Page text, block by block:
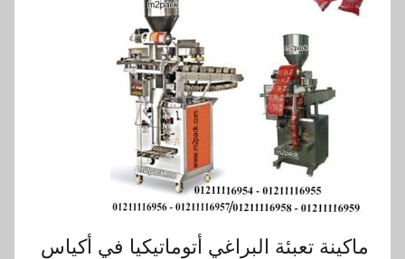
ماكينة تعبئة البراغي أتوماتيكيا في أكياس